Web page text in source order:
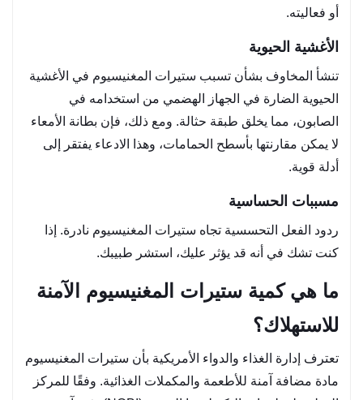
أو فعاليته.
الأغشية الحيوية
تنشأ المخاوف بشأن تسبب ستيرات المغنيسيوم في الأغشية
الحيوية الضارة في الجهاز الهضمي من استخدامه في
الصابون، مما يخلق طبقة حثالة. ومع ذلك، فإن بطانة الأمعاء
لا يمكن مقارنتها بأسطح الحمامات، وهذا الادعاء يفتقر إلى
أدلة قوية.
مسببات الحساسية
ردود الفعل التحسسية تجاه ستيرات المغنيسيوم نادرة. إذا
كنت تشك في أنه قد يؤثر عليك، استشر طبيبك.
ما هي كمية ستيرات المغنيسيوم الآمنة
للاستهلاك؟
تعترف إدارة الغذاء والدواء الأمريكية بأن ستيرات المغنيسيوم
مادة مضافة آمنة للأطعمة والمكملات الغذائية. وفقًا للمركز